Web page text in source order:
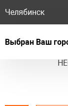
Челябинск
Выбран Ваш